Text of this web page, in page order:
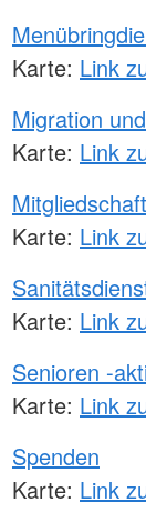
Karte: Link
Migration
Karte: Link
Mitgliedschaft
Karte: Link
Karte: Link
Senioren -
Karte: Link
Spenden
Karte: Link